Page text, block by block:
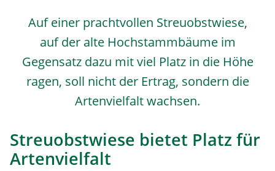
Auf einer prachtvollen Streuobstwiese,
auf der alte Hochstammbäume im
Gegensatz dazu mit viel Platz in die Höhe
ragen, soll nicht der Ertrag, sondern die
Artenvielfalt wachsen.
Streuobstwiese bietet Platz für
Artenvielfalt